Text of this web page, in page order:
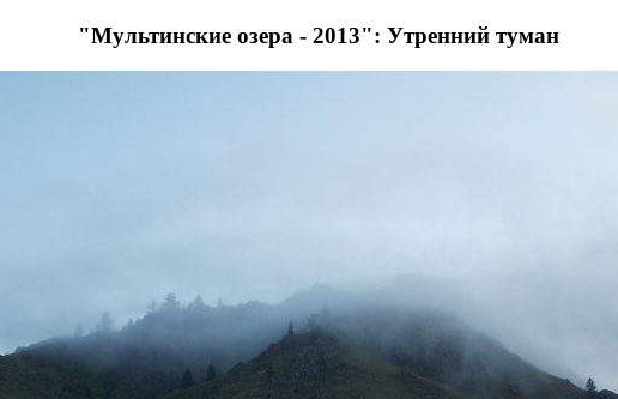
"Мультинские озера - 2013": Утренний туман